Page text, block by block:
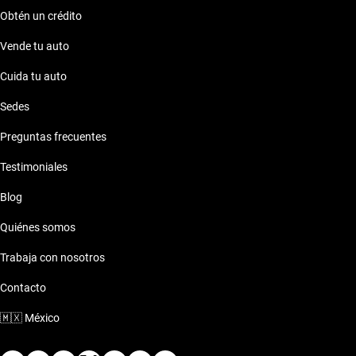
Obtén un crédito
Vende tu auto
Cuida tu auto
Sedes
Preguntas frecuentes
Testimoniales
Blog
Quiénes somos
Trabaja con nosotros
Contacto
🇲🇽 México